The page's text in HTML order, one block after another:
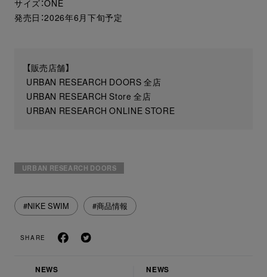
サイズ：ONE
発売日：2026年6月下旬予定
【販売店舗】
URBAN RESEARCH DOORS 全店
URBAN RESEARCH Store 全店
URBAN RESEARCH ONLINE STORE
URBAN RESEARCH DOORS
#NIKE SWIM #商品情報
SHARE
NEWS
NEWS